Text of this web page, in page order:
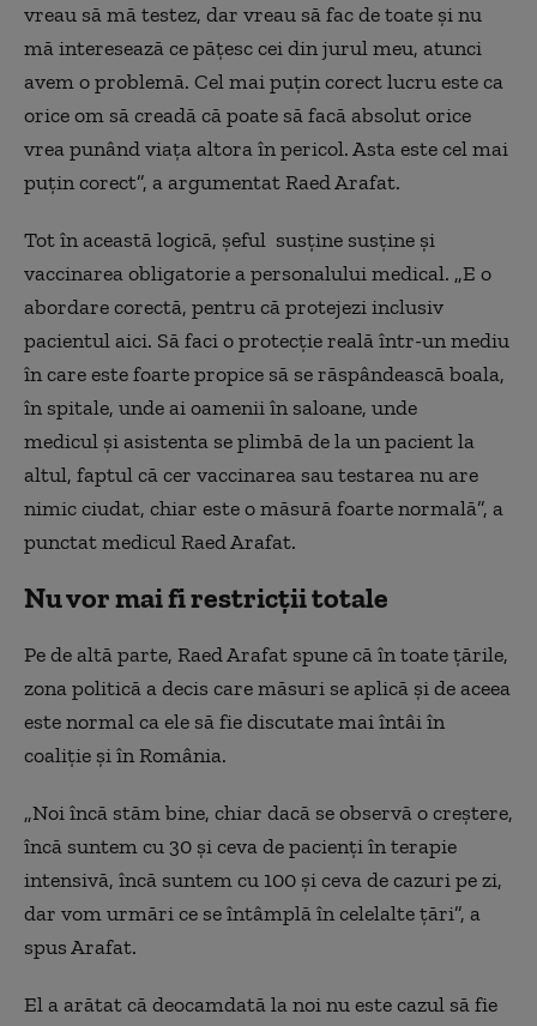
vreau să mă testez, dar vreau să fac de toate și nu
mă interesează ce pățesc cei din jurul meu, atunci
avem o problemă. Cel mai puțin corect lucru este ca
orice om să creadă că poate să facă absolut orice
vrea punând viața altora în pericol. Asta este cel mai
puțin corect”, a argumentat Raed Arafat.
Tot în această logică, șeful susține susține și
vaccinarea obligatorie a personalului medical. „E o
abordare corectă, pentru că protejezi inclusiv
pacientul aici. Să faci o protecție reală într-un mediu
încare este foartepropice să se răspândească boala,
în spitale, undeai oamenii în saloane, unde
medicul și asistenta se plimbă de la un pacient la
altul, faptul că cer vaccinarea sau testarea nu are
nimic ciudat, chiar este o măsură foarte normală”, a
punctat medicul Raed Arafat.
Nu vor mai fi restricții totale
Pe de altă parte, Raed Arafat spune că în toate țările,
zona politică a decis care măsuri se aplică și de aceea
este normal ca ele să fie discutate mai întâi în
coaliție și în România.
„Noi încă stăm bine, chiar dacă se observă o creștere,
încă suntem cu 30 și ceva de pacienți în terapie
intensivă, încă suntem cu 100 și ceva de cazuri pe zi,
dar vom urmări ce se întâmplă în celelalte țări”, a
spus Arafat.
El a arătat că deocamdată la noi nu este cazul să fie